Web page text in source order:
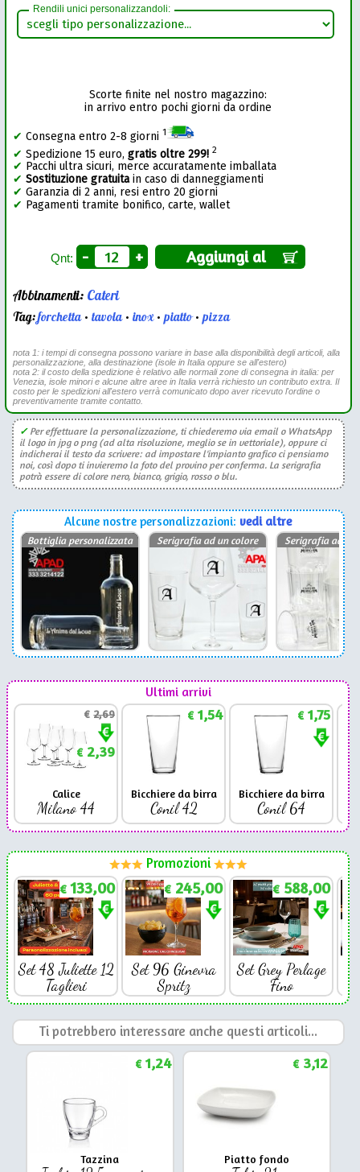
Rendili unici personalizzandoli:
Scorte finite nel nostro magazzino:
in arrivo entro pochi giorni da ordine
✔ Consegna entro 2-8 giorni 1
✔ Spedizione 15 euro,gratis oltre 299! 2
✔ Pacchi ultra sicuri, merce accuratamente imballata
✔ Sostituzione gratuitain caso di danneggiamenti
✔ Garanzia di 2 anni, resi entro 20 giorni
✔ Pagamenti tramite bonifico, carte, wallet
Qnt: - + Aggiungi al
Abbinamenti: Cateri
Tag:forchetta•tavola•inox•piatto•pizza
nota 1: i tempi di consegna possono variare in base alla disponibilità degli articoli, alla
personalizzazione, alla destinazione (isole in Italia oppure se all'estero)
nota 2: il costo della spedizione è relativo alle normali zone di consegna in italia: per
Venezia, isole minori e alcune altre aree in Italia verrà richiesto un contributo extra. Il
costo per le spedizioni all'estero verrà comunicato dopo aver ricevuto l'ordine o
preventivamente tramite contatto.
✓Per effettuare la personalizzazione, ti chiederemo via email o WhatsApp
il logo in jpg o png (ad alta risoluzione, meglio se in vettoriale), oppure ci
indicherai il testo da scrivere: ad impostare l'impianto grafico ci pensiamo
noi, così dopo ti invieremo la foto del provino per conferma. La serigrafia
potrà essere di colore nero, bianco, grigio, rosso o blu.
Alcune nostre personalizzazioni: vedi altre
Bottiglia personalizzata Serigrafia ad un colore Serigrafia ad un
Ultimi arrivi
€2,69
€2,39
Calice
Milano 44
€1,54
Bicchiere da birra
Conil 42
€1,75
Bicchiere da birra
Conil 64
Promozioni
€ 133,00
Set 48 Juliette 12
Taglieri
€ 245,00
Set 96 Ginevra
Spritz
€ 588,00
Set Grey Perlage
Fino
Ti potrebbero interessare anche questi articoli...
Tazzina
€1,24
Piatto fondo
€3,12